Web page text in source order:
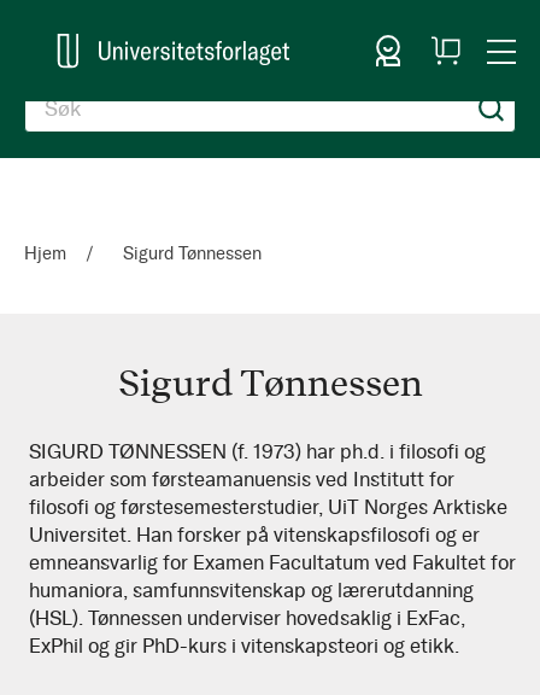
Logg inn
Handlekurv
Hjem Sigurd Tønnessen
Sigurd Tønnessen
Sigurd
Tønnessen
SIGURD TØNNESSEN (f. 1973) har ph.d. i filosofi og
arbeider som førsteamanuensis ved Institutt for
filosofi og førstesemesterstudier, UiT Norges Arktiske
Universitet. Han forsker på vitenskapsfilosofi og er
emneansvarlig for Examen Facultatum ved Fakultet for
humaniora, samfunnsvitenskap og lærerutdanning
(HSL). Tønnessen underviser hovedsaklig i ExFac,
ExPhil og gir PhD-kurs i vitenskapsteori og etikk.